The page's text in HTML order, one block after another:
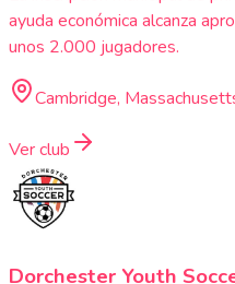
ayuda económica alcanza
unos 2.000 jugadores.
Cambridge,
Ver club
Dorchester Youth